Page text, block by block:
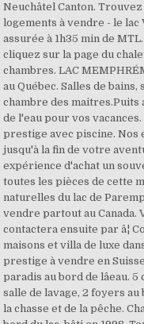
Neuchâtel Canton.
logements à vendre - le
assurée à 1h35 min de
cliquez sur la page du
chambres. LAC
au Québec. Salles de
chambre des maitres.Puits
de l'eau pour vos
prestige avec piscine. Nos
jusqu'à la fin de votre
expérience d'achat un
toutes les pièces de cette
naturelles du lac de
vendre partout au Canada.
contactera ensuite par â¦
maisons et villa de luxe
prestige à vendre en
paradis au bord de lâeau.
salle de lavage, 2 foyers au
la chasse et de la pêche.